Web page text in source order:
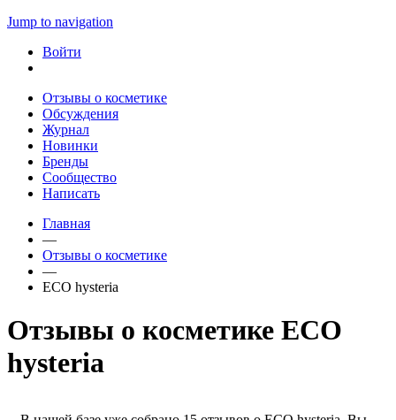
Jump to navigation
Войти
Отзывы о косметике
Обсуждения
Журнал
Новинки
Бренды
Сообщество
Написать
Главная
—
Отзывы о косметике
—
ECO hysteria
Отзывы о косметике ECO
hysteria